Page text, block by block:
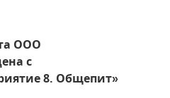
ООО
с
8. Общепит»